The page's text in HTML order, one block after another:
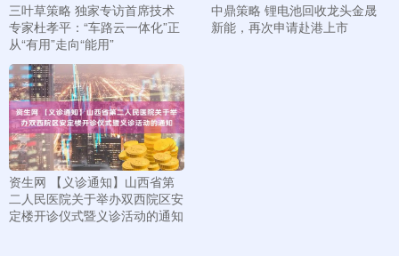
三叶草策略 独家专访首席技术
专家杜孝平：“车路云一体化”正
从“有用”走向“能用”
中鼎策略 锂电池回收龙头金晟
新能，再次申请赴港上市
资生网 【义诊通知】山西省第
二人民医院关于举办双西院区安
定楼开诊仪式暨义诊活动的通知